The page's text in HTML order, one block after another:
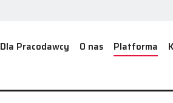
Dla Pracodawcy O nas Platforma